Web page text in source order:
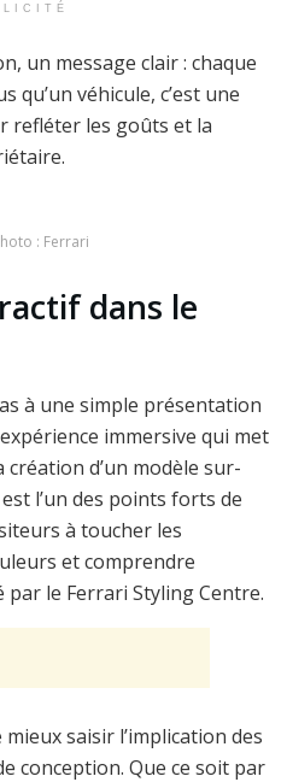
un message clair : chaque
véhicule, c’est une
refléter les goûts et la
: Ferrari
dans le
à une simple présentation
immersive qui met
d’un modèle sur-
l’un des points forts de
à toucher les
et comprendre
par le Ferrari Styling Centre.
saisir l’implication des
conception. Que ce soit par